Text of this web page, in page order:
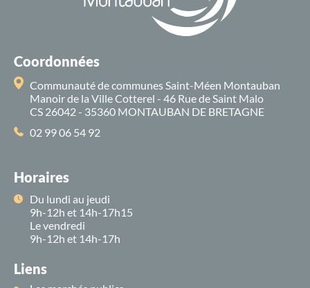
Coordonnées
Communauté de communes Saint-Méen Montauban
Manoir de la Ville Cotterel - 46 Rue de Saint Malo
CS 26042 - 35360 MONTAUBAN DE BRETAGNE
02 99 06 54 92
Horaires
Du lundi au jeudi
9h-12h et 14h-17h15
Le vendredi
9h-12h et 14h-17h
Liens